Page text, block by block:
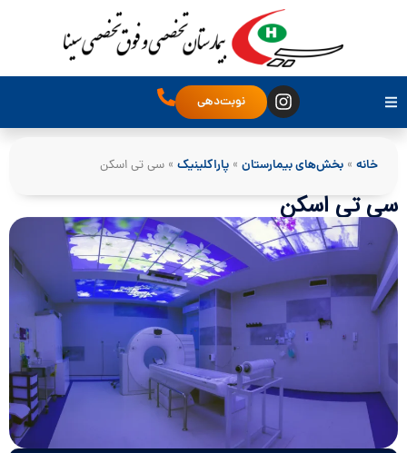
نوبت‌دهی
خانه » بخش‌های بیمارستان » پاراکلینیک » سی تی اسکن
سی تی اسکن